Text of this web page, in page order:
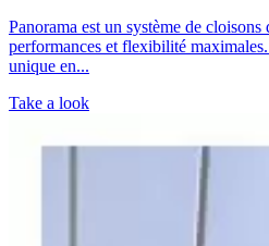
Panorama est un système de
performances et flexibilité
unique en...
Take a look